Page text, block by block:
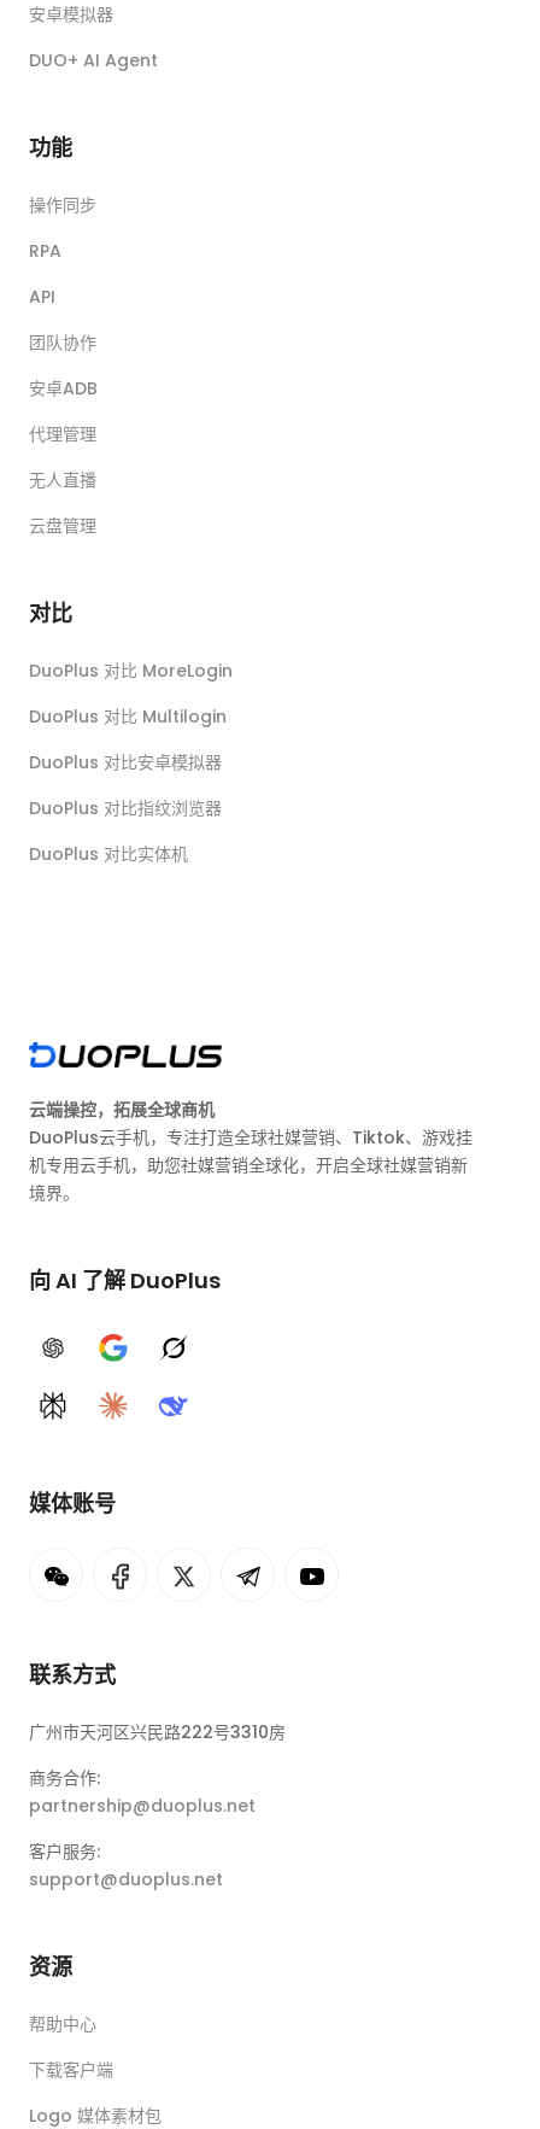
安卓模拟器
DUO+ AI Agent
功能
操作同步
RPA
API
团队协作
安卓ADB
代理管理
无人直播
云盘管理
对比
DuoPlus 对比 MoreLogin
DuoPlus 对比 Multilogin
DuoPlus 对比安卓模拟器
DuoPlus 对比指纹浏览器
DuoPlus 对比实体机
云端操控，拓展全球商机
DuoPlus云手机，专注打造全球社媒营销、Tiktok、游戏挂
机专用云手机，助您社媒营销全球化，开启全球社媒营销新
境界。
向 AI 了解 DuoPlus
ChatGPTGoogle AIGrok
PerplexityClaudeDeepSeek
媒体账号
联系方式
广州市天河区兴民路222号3310房
商务合作:
partnership@duoplus.net
客户服务:
support@duoplus.net
资源
帮助中心
下载客户端
Logo 媒体素材包